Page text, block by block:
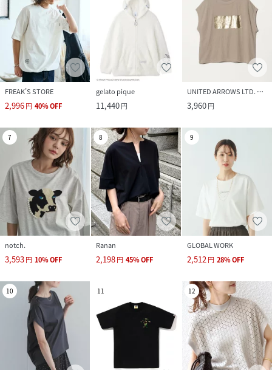
FREAK’S STORE
2,996円 40%OFF
gelato pique
11,440円
UNITED ARROWS LTD. OUTLET
3,960円
7
notch.
3,593円 10%OFF
8
Ranan
2,198円 45%OFF
9
GLOBAL WORK
2,512 円 28%OFF
10 11 12